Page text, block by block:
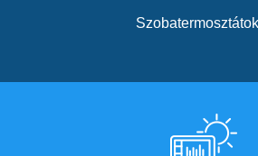
Szobatermosztátok